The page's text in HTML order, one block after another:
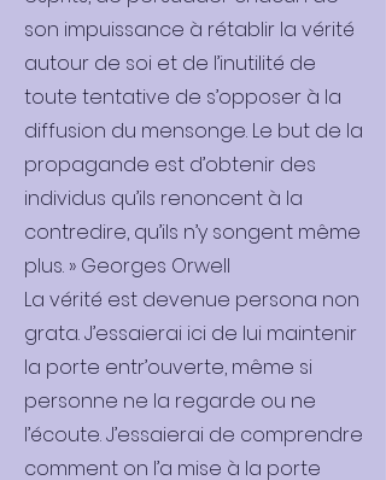
son impuissance à rétablir la vérité
autour de soi et de l’inutilité de
toute tentative de s’opposer à la
diffusion du mensonge. Le but de la
propagande est d’obtenir des
individus qu’ils renoncent à la
contredire, qu’ils n’y songent même
plus. » Georges Orwell
La vérité est devenue persona non
grata. J’essaierai ici de lui maintenir
la porte entr’ouverte, même si
personne ne la regarde ou ne
l’écoute. J’essaierai de comprendre
comment on l’a mise à la porte